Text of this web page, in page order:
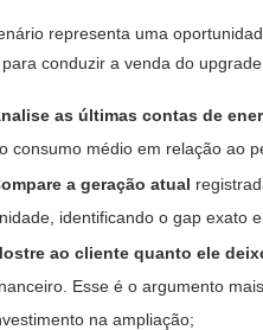
representa uma
conduzir a venda do
as últimas contas de
consumo médio em relação ao
a geração atual
identificando o gap exato
ao cliente quanto ele
Esse é o argumento
na ampliação;